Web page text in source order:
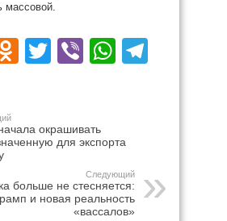
массовой.
VK Odnoklassniki
Twitter
Viber
окрашивать
для экспорта
Следующий
больше не стесняется:
и новая реальность
«вассалов»